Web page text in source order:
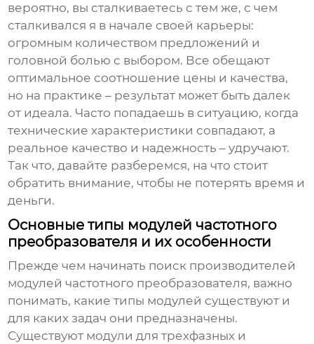
вероятно, вы сталкиваетесь с тем же, с чем
сталкивался я в начале своей карьеры:
огромным количеством предложений и
головной болью с выбором. Все обещают
оптимальное соотношение цены и качества,
но на практике – результат может быть далек
от идеала. Часто попадаешь в ситуацию, когда
технические характеристики совпадают, а
реальное качество и надежность – удручают.
Так что, давайте разберемся, на что стоит
обратить внимание, чтобы не потерять время и
деньги.
Основные типы модулей частотного
преобразователя и их особенности
Прежде чем начинать поиск производителей
модулей частотного преобразователя, важно
понимать, какие типы модулей существуют и
для каких задач они предназначены.
Существуют модули для трехфазных и